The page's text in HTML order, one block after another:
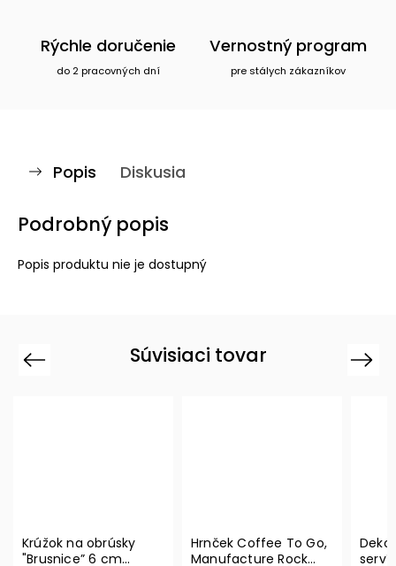
Rýchle doručenie
do 2 pracovných dní
Vernostný program
pre stálych zákazníkov
Popis Diskusia
Podrobný popis
Popis produktu nie je dostupný
Súvisiaci tovar
Previous
Krúžok na obrúsky
"Brusnice” 6 cm
Hrnček Coffee To Go,
Manufacture Rock
Next